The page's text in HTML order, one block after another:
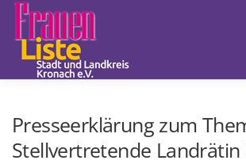
Zum
Inhalt
springen
Presseerklärung zum
Stellvertretende Landrätin